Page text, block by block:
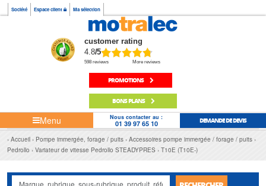
Société Espace client Ma sélection
customer rating
4.8/5
598 reviews More reviews
PROMOTIONS
BONS PLANS
Menu Nous contacter au :
01 39 97 65 10 DEMANDE DE DEVIS
Accueil Pompe immergée, forage / puits
Accessoires pompe immergée / forage / puits
Pedrollo
Variateur de vitesse Pedrollo STEADYPRES T10E (T10E-)